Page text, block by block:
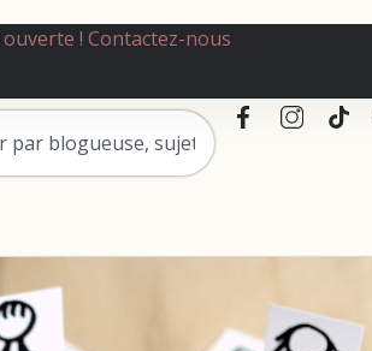
ouverte ! Contactez-nous